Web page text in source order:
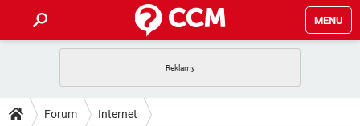
MENU
GRY
PORADY
Forum Internet